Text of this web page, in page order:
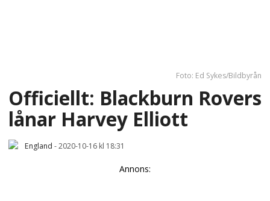
Foto: Ed Sykes/Bildbyrån
Officiellt: Blackburn Rovers
lånar Harvey Elliott
England -2020-10-16 kl 18:31
Annons: